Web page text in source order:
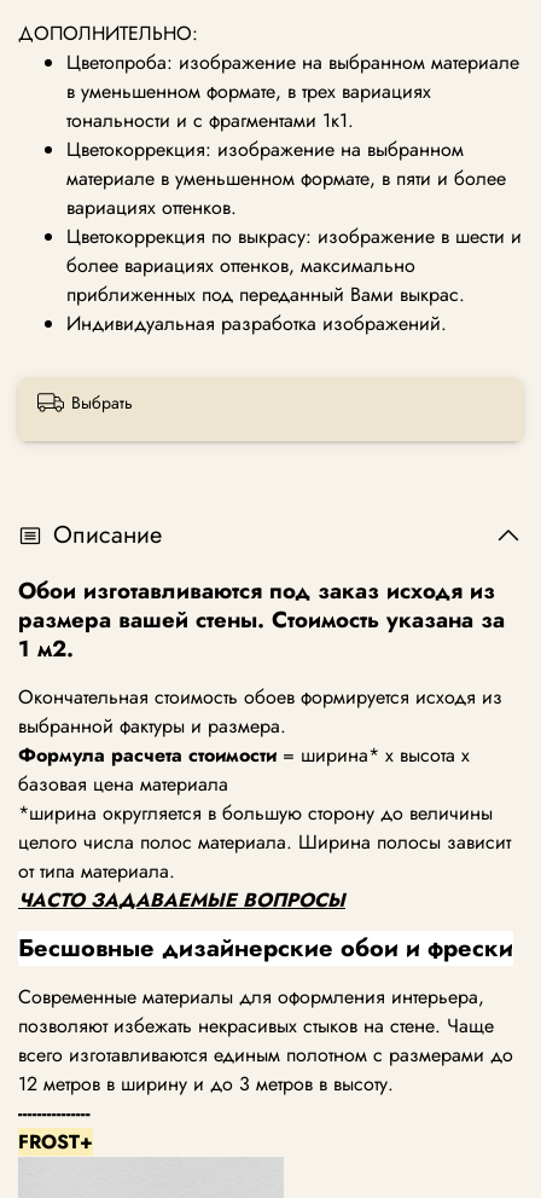
ДОПОЛНИТЕЛЬНО:
Цветопроба: изображение на выбранном материале
в уменьшенном формате, в трех вариациях
тональности и с фрагментами 1к1.
Цветокоррекция: изображение на выбранном
материале в уменьшенном формате, в пяти и более
вариациях оттенков.
Цветокоррекция по выкрасу: изображение в шести и
более вариациях оттенков, максимально
приближенных под переданный Вами выкрас.
Индивидуальная разработка изображений.
Выбрать
Описание
Обои изготавливаются под заказ исходя из
размера вашей стены. Стоимость указана за
1 м2.
Окончательная стоимость обоев формируется исходя из
выбранной фактуры и размера.
Формула расчета стоимости = ширина* х высота х
базовая цена материала
*ширина округляется в большую сторону до величины
целого числа полос материала. Ширина полосы зависит
от типа материала.
ЧАСТО ЗАДАВАЕМЫЕ ВОПРОСЫ
Бесшовные дизайнерские обои и фрески
Современные материалы для оформления интерьера,
позволяют избежать некрасивых стыков на стене. Чаще
всего изготавливаются единым полотном с размерами до
12 метров в ширину и до 3 метров в высоту.
---------------
FROST+